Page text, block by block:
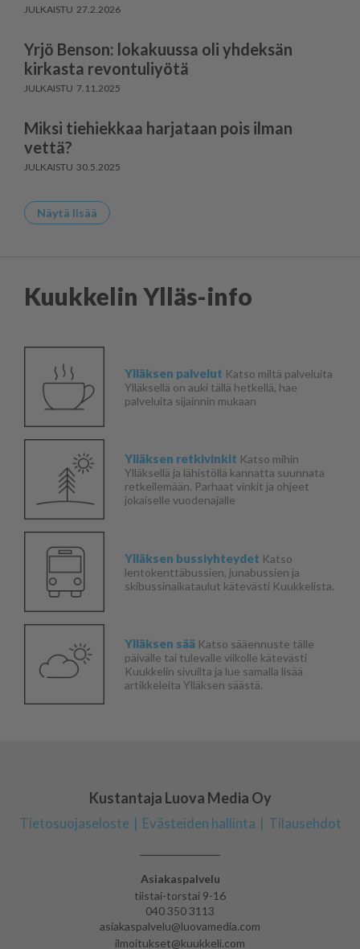
27.2.2026
Yrjö Benson: lokakuussa oli yhdeksän
kirkasta revontuliyötä
7.11.2025
Miksi tiehiekkaa harjataan pois ilman
vettä?
30.5.2025
Näytä lisää
Kuukkelin Ylläs-info
Ylläksen palvelut Katso miltä palveluita
Ylläksellä on auki tällä hetkellä, hae
palveluita sijainnin mukaan
Ylläksen retkivinkit Katso mihin
Ylläksellä ja lähistöllä kannatta suunnata
retkeilemään. Parhaat vinkit ja ohjeet
jokaiselle vuodenajalle
Ylläksen bussiyhteydet Katso
lentokenttäbussien, junabussien ja
skibussinaikataulut kätevästi Kuukkelista.
Ylläksen sää Katso sääennuste tälle
päivälle tai tulevalle viikolle kätevästi
Kuukkelin sivuilta ja lue samalla lisää
artikkeleita Ylläksen säästä.
Kustantaja Luova Media Oy
Tietosuojaseloste Evästeiden hallinta Tilausehdot
Asiakaspalvelu
tiistai-torstai 9-16
040 350 3113
asiakaspalvelu@luovamedia.com
ilmoitukset@kuukkeli.com